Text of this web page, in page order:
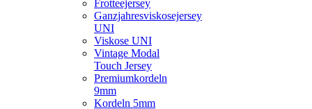
Frotteejersey
Ganzjahresviskosejersey
UNI
Viskose UNI
Vintage Modal
Touch Jersey
Premiumkordeln
9mm
Kordeln 5mm